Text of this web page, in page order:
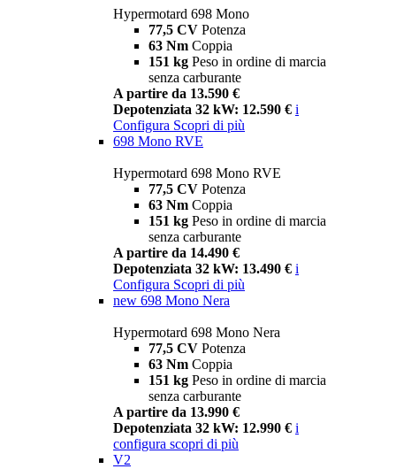
Hypermotard 698 Mono
77,5 CV Potenza
63 Nm Coppia
151 kg Peso in ordine di marcia
senza carburante
A partire da 13.590 €
Depotenziata 32 kW: 12.590 € i
Configura Scopri di più
698 Mono RVE
Hypermotard 698 Mono RVE
77,5 CV Potenza
63 Nm Coppia
151 kg Peso in ordine di marcia
senza carburante
A partire da 14.490 €
Depotenziata 32 kW: 13.490 € i
Configura Scopri di più
new 698 Mono Nera
Hypermotard 698 Mono Nera
77,5 CV Potenza
63 Nm Coppia
151 kg Peso in ordine di marcia
senza carburante
A partire da 13.990 €
Depotenziata 32 kW: 12.990 € i
configura scopri di più
V2